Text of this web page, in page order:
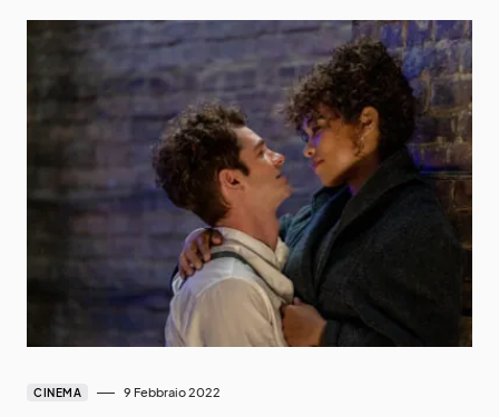
CINEMA 9 Febbraio 2022